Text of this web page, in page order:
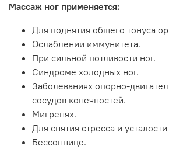
Массаж ног применяется:
Для поднятия общего тонуса
Ослаблении иммунитета.
При сильной потливости ног.
Синдроме холодных ног.
Заболеваниях опорно-
сосудов конечностей.
Мигренях.
Для снятия стресса и усталости
Бессоннице.